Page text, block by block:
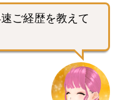
ご経歴を教えて